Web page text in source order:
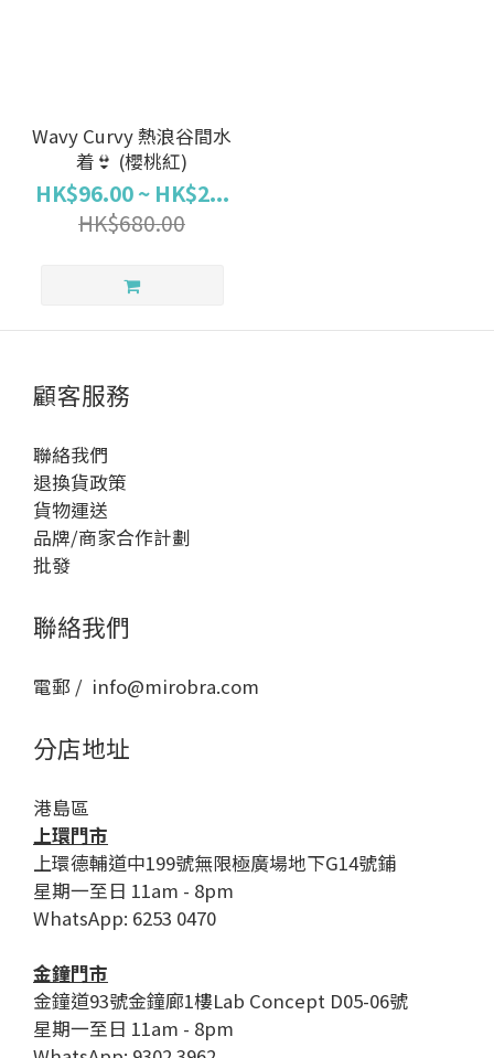
Wavy Curvy 熱浪谷間水
着👙 (櫻桃紅)
HK$96.00 ~ HK$2...
HK$680.00
顧客服務
聯絡我們
退換貨政策
貨物運送
品牌/商家合作計劃
批發
聯絡我們
電郵 / info@mirobra.com
分店地址
港島區
上環門市
上環德輔道中199號無限極廣場地下G14號鋪
星期一至日 11am - 8pm
WhatsApp: 6253 0470
金鐘門市
金鐘道93號金鐘廊1樓Lab Concept D05-06號
星期一至日 11am - 8pm